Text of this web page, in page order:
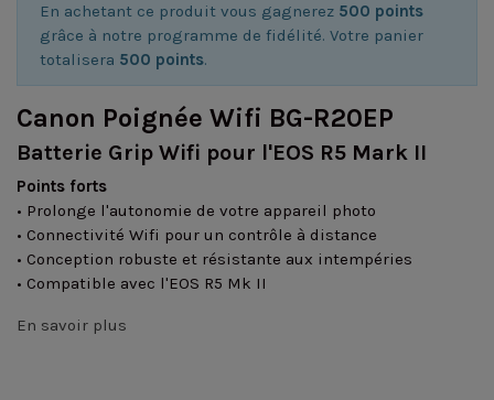
En achetant ce produit vous gagnerez 500 points
grâce à notre programme de fidélité. Votre panier
totalisera 500 points.
Canon Poignée Wifi BG-R20EP
Batterie Grip Wifi pour l'EOS R5 Mark II
Points forts
• Prolonge l'autonomie de votre appareil photo
• Connectivité Wifi pour un contrôle à distance
• Conception robuste et résistante aux intempéries
• Compatible avec l'EOS R5 Mk II
En savoir plus